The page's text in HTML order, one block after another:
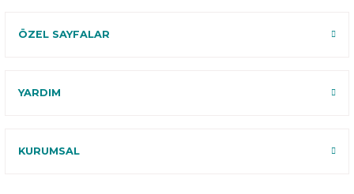
ÖZEL SAYFALAR
YARDIM
KURUMSAL